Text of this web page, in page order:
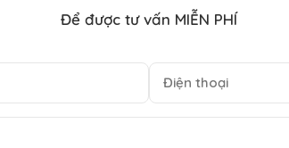
Để được tư vấn MIỄN PHÍ